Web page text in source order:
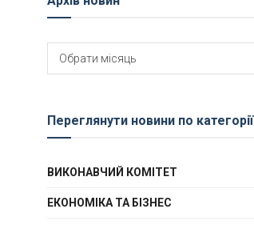
Архів
новин
Обрати місяць
Переглянути новини по категорії
ВИКОНАВЧИЙ КОМІТЕТ
ЕКОНОМІКА ТА БІЗНЕС